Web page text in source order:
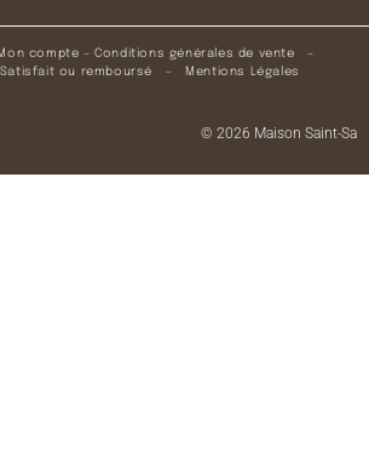
compte –Conditions générales de vente –
Satisfait ou remboursé – Mentions Légales
© 2026 Maison Saint-Sa